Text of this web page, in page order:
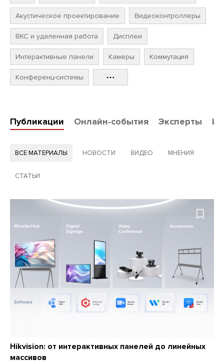
Акустическое проектирование Видеоконтроллеры
ВКС и удаленная работа Дисплеи
Интерактивные панели Камеры Коммутация
Конференц-системы
Публикации Онлайн-события Эксперты
ВСЕ МАТЕРИАЛЫ НОВОСТИ ВИДЕО МНЕНИЯ
СТАТЬИ
Hikvision: от интерактивных панелей до линейных
массивов